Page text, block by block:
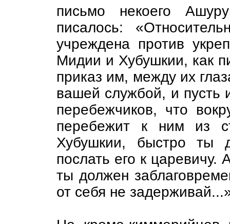
письмо некоего
писалось:
учреждена против
Мидии и Хубушкии, как
приказ им, между их
вашей службой, и пусть
перебежчиков, что
перебежит к ним из
Хубушкии, быстро ты
послать его к
ты должен
от себя не